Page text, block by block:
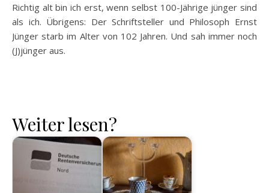
Richtig alt bin ich erst, wenn selbst 100-Jährige jünger sind
als ich. Übrigens: Der Schriftsteller und Philosoph Ernst
Jünger starb im Alter von 102 Jahren. Und sah immer noch
(J)jünger aus.
Weiter lesen?